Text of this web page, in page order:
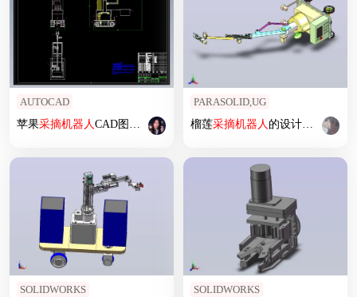
AUTOCAD
苹果采摘机器人CAD图纸设计资料
PARASOLID,UG
榴莲采摘机器人的设计+运动仿真
SOLIDWORKS SOLIDWORKS